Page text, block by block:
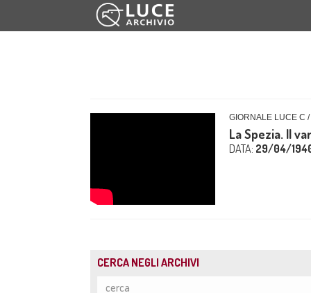
GIORNALE LUCE C
La Spezia. Il
DATA: 29/04/
CERCA NEGLI ARCHIVI